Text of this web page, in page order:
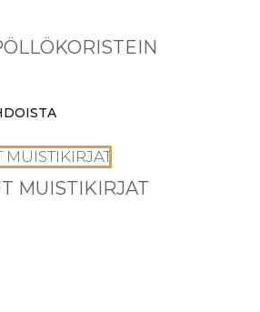
MUISTIKIRJAT